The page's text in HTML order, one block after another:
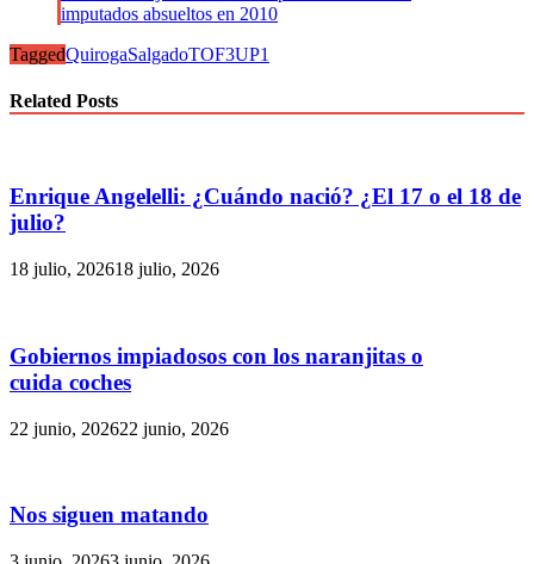
imputados absueltos en 2010
TaggedQuirogaSalgadoTOF3UP1
Related Posts
Enrique Angelelli: ¿Cuándo nació? ¿El 17 o el 18 de
julio?
18 julio, 202618 julio, 2026
Gobiernos impiadosos con los naranjitas o
cuida coches
22 junio, 202622 junio, 2026
Nos siguen matando